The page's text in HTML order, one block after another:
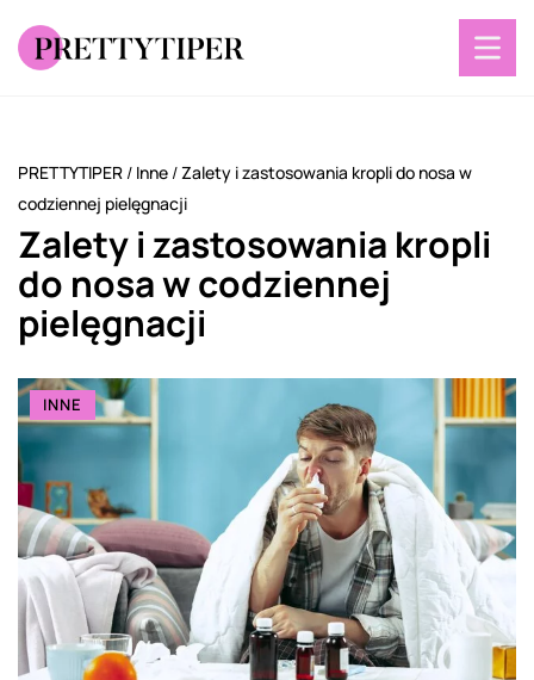
PRETTYTIPER / Inne /Zalety i zastosowania kropli do nosa w
codziennej pielęgnacji
Zalety i zastosowania kropli
do nosa w codziennej
pielęgnacji
INNE